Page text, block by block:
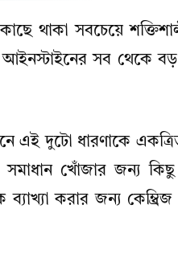
থাকা সবচেয়ে
আইনস্টাইনের সব থেকে
এই দুটো ধারণাকে
সমাধান খোঁজার জন্য কিছু
করার জন্য কেম্ব্রিজ